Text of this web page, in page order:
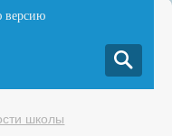
версию
школы